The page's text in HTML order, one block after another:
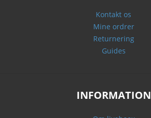
Kontakt os
Mine ordrer
Returnering
Guides
INFORMATION